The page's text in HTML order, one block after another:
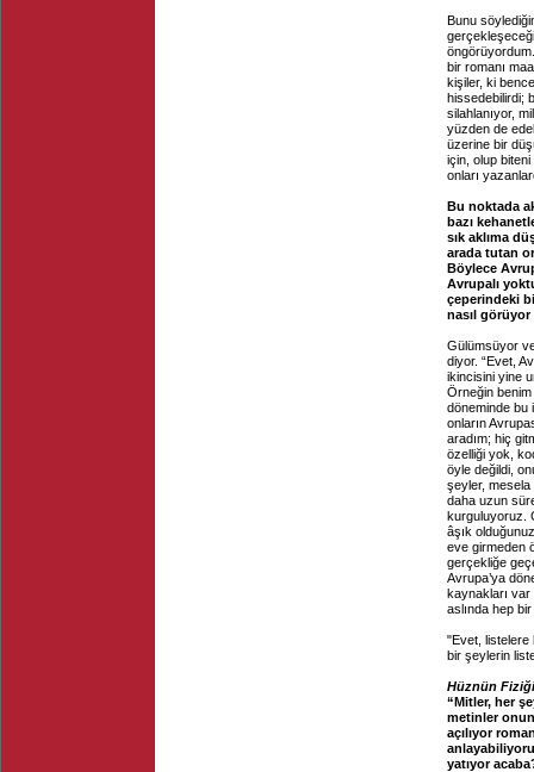
Bunu
bir romanı
kişiler, ki
hissedebilirdi;
silahlanıyor,
yüzden de
üzerine bir
için, olup
onları
Bu noktada
bazı
sık aklıma
arada tutan
Böylece
Avrupalı
çeperindeki
nasıl görüyor
Gülümsüyor
diyor. “Evet,
ikincisini yine
Örneğin benim
döneminde bu
onların
aradım; hiç
özelliği yok,
öyle değildi,
şeyler, mesela
daha uzun
kurguluyoruz.
âşık
eve girmeden
gerçekliğe
Avrupa’ya
kaynakları
aslında hep
"Evet, listelere
bir şeylerin
Hüznün Fiziği
“Mitler, her
metinler
açılıyor
yatıyor